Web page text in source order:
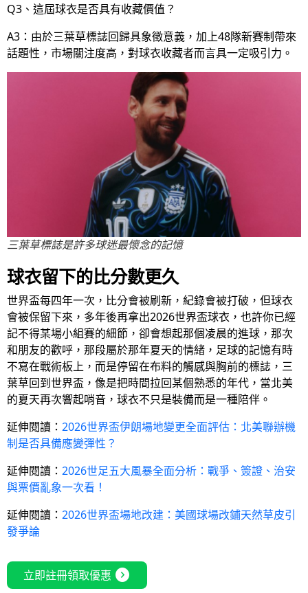
Q3、這屆球衣是否具有收藏價值？
A3：由於三葉草標誌回歸具象徵意義，加上48隊新賽制帶來
話題性，市場關注度高，對球衣收藏者而言具一定吸引力。
三葉草標誌是許多球迷最懷念的記憶
球衣留下的比分數更久
世界盃每四年一次，比分會被刷新，紀錄會被打破，但球衣
會被保留下來，多年後再拿出2026世界盃球衣，也許你已經
記不得某場小組賽的細節，卻會想起那個凌晨的進球，那次
和朋友的歡呼，那段屬於那年夏天的情緒，足球的記憶有時
不寫在戰術板上，而是停留在布料的觸感與胸前的標誌，三
葉草回到世界盃，像是把時間拉回某個熟悉的年代，當北美
的夏天再次響起哨音，球衣不只是裝備而是一種陪伴。
延伸閱讀： 2026世界盃伊朗場地變更全面評估：北美聯辦機
制是否具備應變彈性？
延伸閱讀： 2026世足五大風暴全面分析：戰爭、簽證、治安
與票價亂象一次看！
延伸閱讀： 2026世界盃場地改建：美國球場改鋪天然草皮引
發爭論
立即註冊領取優惠 expand_circle_right